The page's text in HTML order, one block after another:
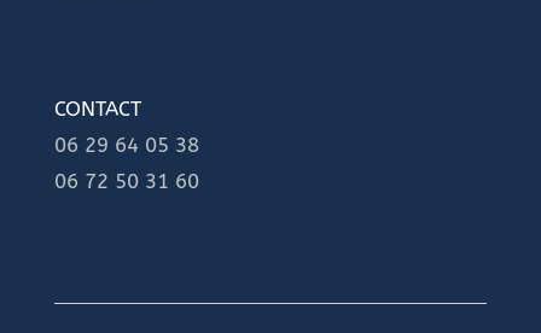
CONTACT
06 29 64 05 38
06 72 50 31 60